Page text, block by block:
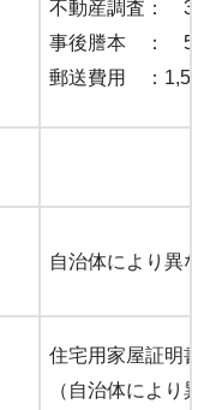
不動産調査：
事後謄本 ： 500
郵送費用 ：
自治体により異
住宅用家屋証明
（自治体により